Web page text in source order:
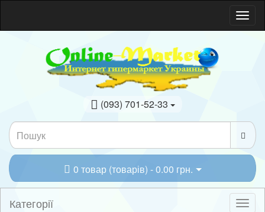
(093) 701-52-33
0 товар (товарів) - 0.00 грн.
Категорії